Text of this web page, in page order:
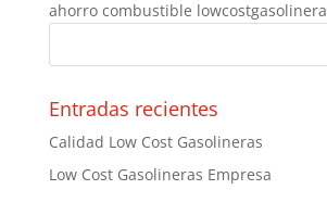
ahorro combustible lowcostgasolinera
Entradas recientes
Calidad Low Cost Gasolineras
Low Cost Gasolineras Empresa